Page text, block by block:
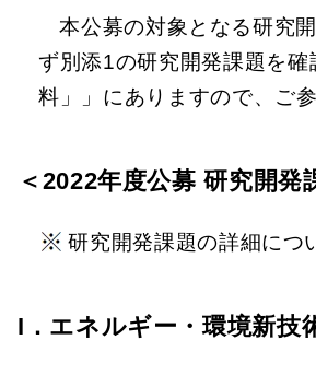
本公募の対象となる研究
ず別添1の研究開発課題を
料」」にありますので、ご
＜2022年度公募 研究開発
研究開発課題の詳細につ
I．エネルギー・環境新技